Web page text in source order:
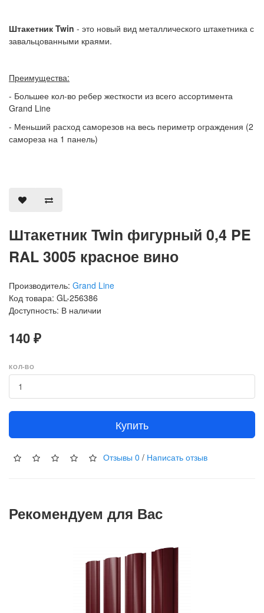
Штакетник Twin - это новый вид металлического штакетника с
завальцованными краями.
Преимущества:
- Большее кол-во ребер жесткости из всего ассортимента
Grand Line
- Меньший расход саморезов на весь периметр ограждения (2
самореза на 1 панель)
Штакетник Twin фигурный 0,4 PE
RAL 3005 красное вино
Производитель: Grand Line
Код товара: GL-256386
Доступность: В наличии
140 ₽
КОЛ-ВО
Купить
Отзывы 0 / Написать отзыв
Рекомендуем для Вас